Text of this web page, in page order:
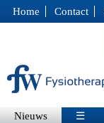
Home Contact
Nieuws ☰